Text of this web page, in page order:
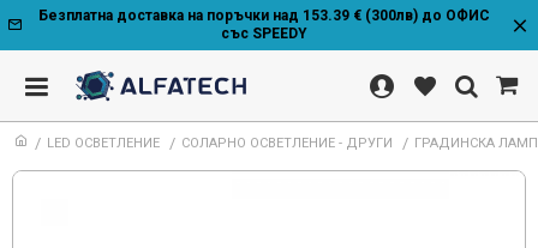
Безплатна доставка на поръчки над 153.39 € (300лв) до ОФИС
със SPEEDY
LED ОСВЕТЛЕНИЕ СОЛАРНО ОСВЕТЛЕНИЕ - ДРУГИ ГРАДИНСКА